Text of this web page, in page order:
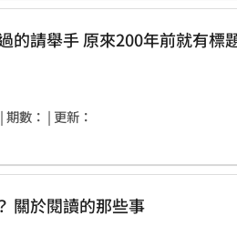
沒被標題騙過的請舉手 原來200年
| 期數： | 更新：
借書？買書？ 關於閱讀的那些事